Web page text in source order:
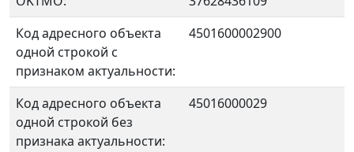
Код адресного объекта
одной строкой с
признаком актуальности:
4501600002900
Код адресного объекта
одной строкой без
признака актуальности:
45016000029